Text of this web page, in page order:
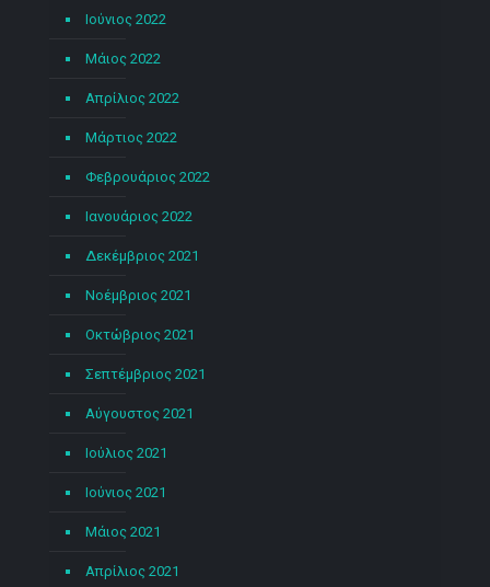
Ιούνιος 2022
Μάιος 2022
Απρίλιος 2022
Μάρτιος 2022
Φεβρουάριος 2022
Ιανουάριος 2022
Δεκέμβριος 2021
Νοέμβριος 2021
Οκτώβριος 2021
Σεπτέμβριος 2021
Αύγουστος 2021
Ιούλιος 2021
Ιούνιος 2021
Μάιος 2021
Απρίλιος 2021